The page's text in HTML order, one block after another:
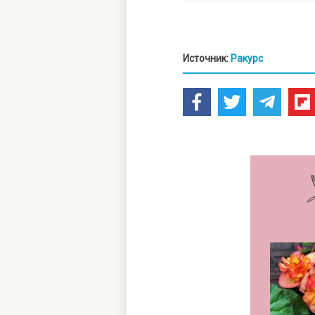
Источник: Ракурс